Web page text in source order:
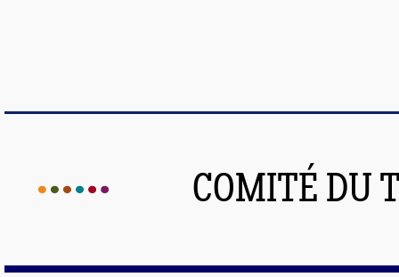
COMITÉ DU